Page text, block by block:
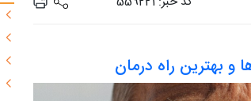
بهترین راه‌ درمان